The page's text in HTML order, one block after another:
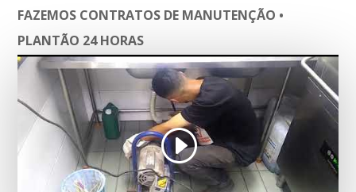
FAZEMOS CONTRATOS DE MANUTENÇÃO •
PLANTÃO 24 HORAS